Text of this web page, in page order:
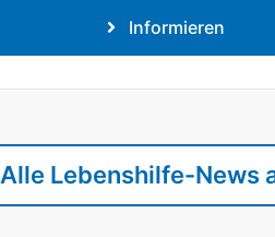
Informieren
Alle Lebenshilfe-News